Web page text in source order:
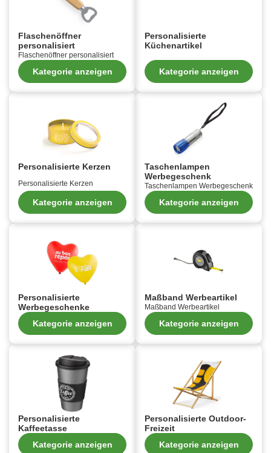
Flaschenöffner
personalisiert
Flaschenöffner personalisiert
Kategorie anzeigen
Personalisierte
Küchenartikel
Kategorie anzeigen
Personalisierte Kerzen
Personalisierte Kerzen
Kategorie anzeigen
Taschenlampen
Werbegeschenk
Taschenlampen Werbegeschenk
Kategorie anzeigen
Personalisierte
Werbegeschenke
Kategorie anzeigen
Maßband Werbeartikel
Maßband Werbeartikel
Kategorie anzeigen
Personalisierte
Kaffeetasse
Kategorie anzeigen
Personalisierte Outdoor-
Freizeit
Kategorie anzeigen